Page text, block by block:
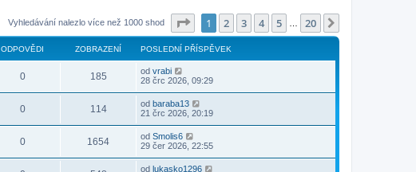
Vyhledávání nalezlo více než 1000 shod Stránka z
1 2 3 4 5 20
ODPOVĚDI ZOBRAZENÍ POSLEDNÍ PŘÍSPĚVEK
0 185 od vrabi
28 črc 2026, 09:29
0 114 od baraba13
21 črc 2026, 20:19
0 1654 od Smolis6
29 čer 2026, 22:55
od lukasko1296